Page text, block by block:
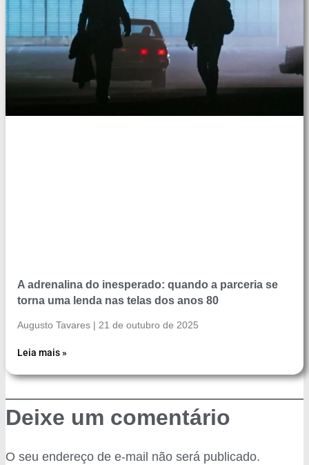
A adrenalina do inesperado: quando a parceria se
torna uma lenda nas telas dos anos 80
Augusto Tavares 21 de outubro de 2025
Leia mais »
Deixe um comentário
O seu endereço de e-mail não será publicado.